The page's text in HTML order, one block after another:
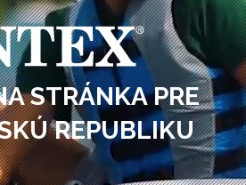
STRÁNKA PRE
REPUBLIKU